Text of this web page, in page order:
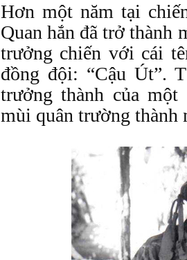
Hơn một năm tại
Quan hắn đã trở thành
trưởng chiến với cái
đồng đội: “Cậu Út”.
trưởng thành của một
mùi quân trường thành